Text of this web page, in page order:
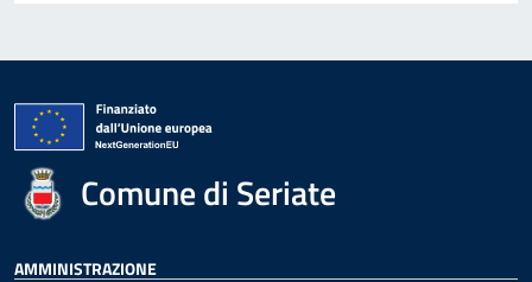
Comune di Seriate
AMMINISTRAZIONE